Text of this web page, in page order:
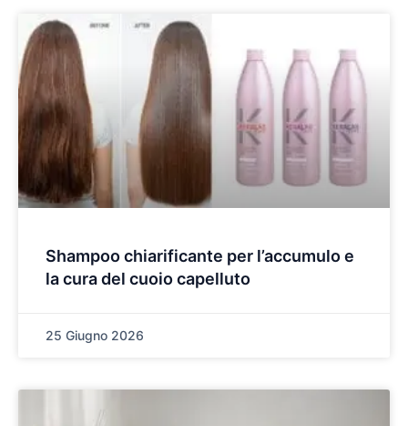
Shampoo chiarificante per l’accumulo e
la cura del cuoio capelluto
25 Giugno 2026